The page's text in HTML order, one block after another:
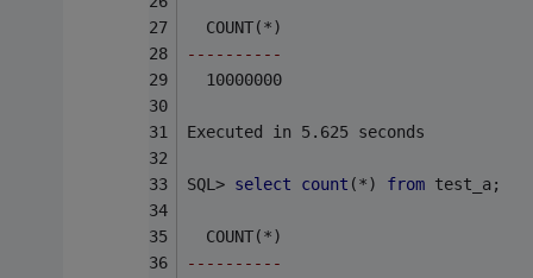
  COUNT(*)
----------
  10000000
Executed in 5.625 seconds
SQL> select count (*) from test_a;
  COUNT(*)
----------